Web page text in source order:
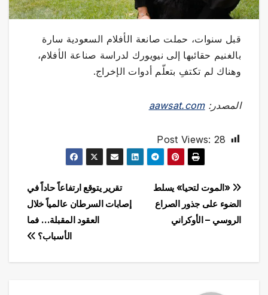
قبل سنوات، حملت صانعة الأفلام السعودية سارة
بالغنيم حقائبها إلى نيويورك لدراسة صناعة الأفلام،
وهناك لم تكتفِ بتعلّم أدوات الإخراج.
المصدر:aawsat.com
Post Views: 28
تصفّح
المقالات
تقرير يتوقع ارتفاعاً حاداً في
إصابات السرطان عالمياً خلال
العقود المقبلة… فما
الأسباب؟
«الموت لتحيا» يسلط
الضوء على جذور الصراع
الروسي – الأوكراني